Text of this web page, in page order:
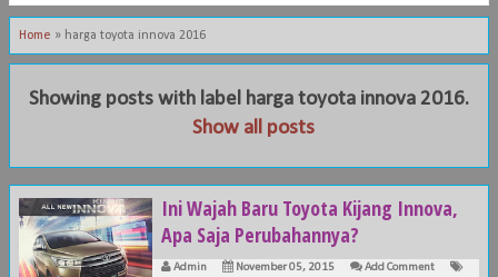
Home » harga toyota innova 2016
Showing posts with label harga toyota innova 2016.
Show all posts
Ini Wajah Baru Toyota Kijang Innova,
Apa Saja Perubahannya?
Admin November 05, 2015
Add Comment